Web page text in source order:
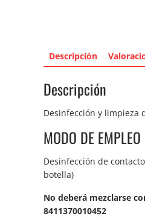
Descripción
Descripción
Desinfección y limpieza
MODO DE EMPLEO
Desinfección de
botella)
No deberá mezclarse
8411370010452